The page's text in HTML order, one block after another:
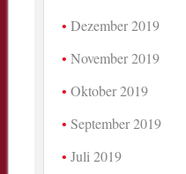
Dezember 2019
November 2019
Oktober 2019
September 2019
Juli 2019